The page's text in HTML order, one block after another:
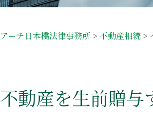
アーチ日本橋法律事務所 > 不動産相続 >
不動産を生前贈与